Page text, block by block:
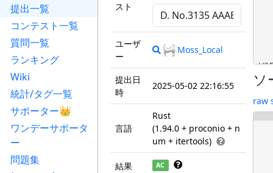
提出一覧
コンテスト一覧
質問一覧
ランキング
Wiki
統計/タグ一覧
サポーター👑
ワンデーサポータ
ー
問題集
スト
ユーザ
ー
Moss_Local
提出日
時
2025-05-02 22:16:55
言語
Rust
(1.94.0 + proconio + n
um + itertools)
結果 AC
ソ
raw